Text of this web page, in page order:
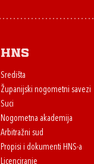
HNS
Središta
Županijski nogometni savezi
Suci
Nogometna akademija
Arbitražni sud
Propisi i dokumenti HNS-a
Licenciranje